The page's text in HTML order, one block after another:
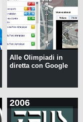
Alle Olimpiadi in
diretta con Google
2006